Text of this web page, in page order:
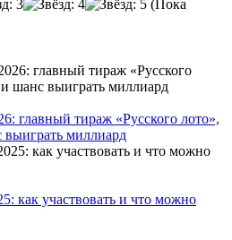
(Пока
главный тираж «Русского лото»,
выиграть миллиард
как участвовать и что можно